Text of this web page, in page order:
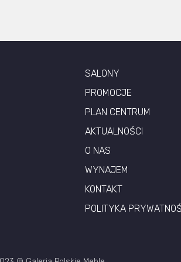
SALONY
PROMOCJE
PLAN CENTRUM
AKTUALNOŚCI
O NAS
WYNAJEM
KONTAKT
POLITYKA